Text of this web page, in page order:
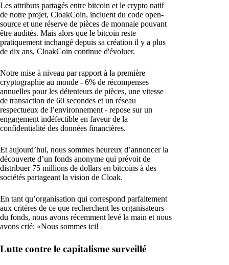
Les attributs partagés entre bitcoin et le crypto natif
de notre projet, CloakCoin, incluent du code open-
source et une réserve de pièces de monnaie pouvant
être audités. Mais alors que le bitcoin reste
pratiquement inchangé depuis sa création il y a plus
de dix ans, CloakCoin continue d'évoluer.
Notre mise à niveau par rapport à la première
cryptographie au monde - 6% de récompenses
annuelles pour les détenteurs de pièces, une vitesse
de transaction de 60 secondes et un réseau
respectueux de l’environnement - repose sur un
engagement indéfectible en faveur de la
confidentialité des données financières.
Et aujourd’hui, nous sommes heureux d’annoncer la
découverte d’un fonds anonyme qui prévoit de
distribuer 75 millions de dollars en bitcoins à des
sociétés partageant la vision de Cloak.
En tant qu’organisation qui correspond parfaitement
aux critères de ce que recherchent les organisateurs
du fonds, nous avons récemment levé la main et nous
avons crié: «Nous sommes ici!
Lutte contre le capitalisme surveillé